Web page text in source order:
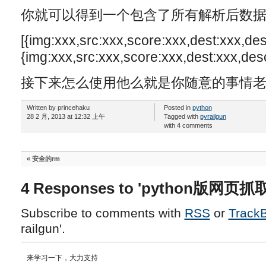
你就可以得到一个包含了所有解析后数
接下来怎么使用他么就是你随意的事情
Written by princehaku
28 2 月, 2013 at 12:32 上午
Posted in python
Tagged with pyrailgun
with 4 comments
« 安全的rm
4 Responses to 'python版网页抓
Subscribe to comments with RSS or
railgun'.
来学习一下，大力支持